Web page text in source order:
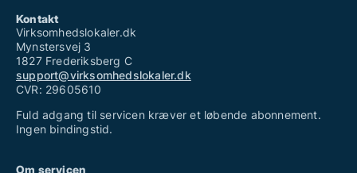
Kontakt
Virksomhedslokaler.dk
Mynstersvej 3
1827 Frederiksberg C
support@virksomhedslokaler.dk
CVR: 29605610
Fuld adgang til servicen kræver et løbende abonnement.
Ingen bindingstid.
Om servicen